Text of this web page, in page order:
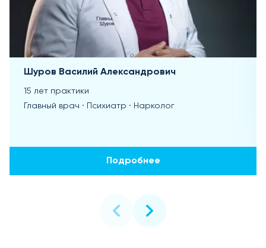
Шуров Василий Александрович
15 лет практики
Главный врач · Психиатр · Нарколог
Подробнее